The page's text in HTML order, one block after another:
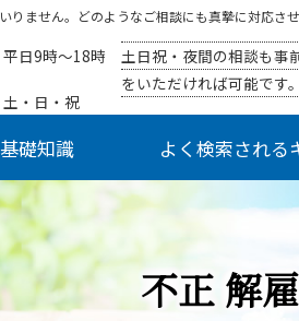
不正 解雇
りません。どのようなご相談にも真摯に対応さ
平日9時～18時
土・日・祝
土日祝・夜間の相談も事
をいただければ可能です。
基礎知識 よく検索される